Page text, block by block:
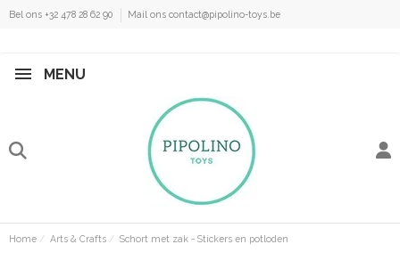
Bel ons +32 478 28 62 90 Mail ons contact@pipolino-toys.be
MENU
Home Arts & Crafts Schort met zak - Stickers en potloden